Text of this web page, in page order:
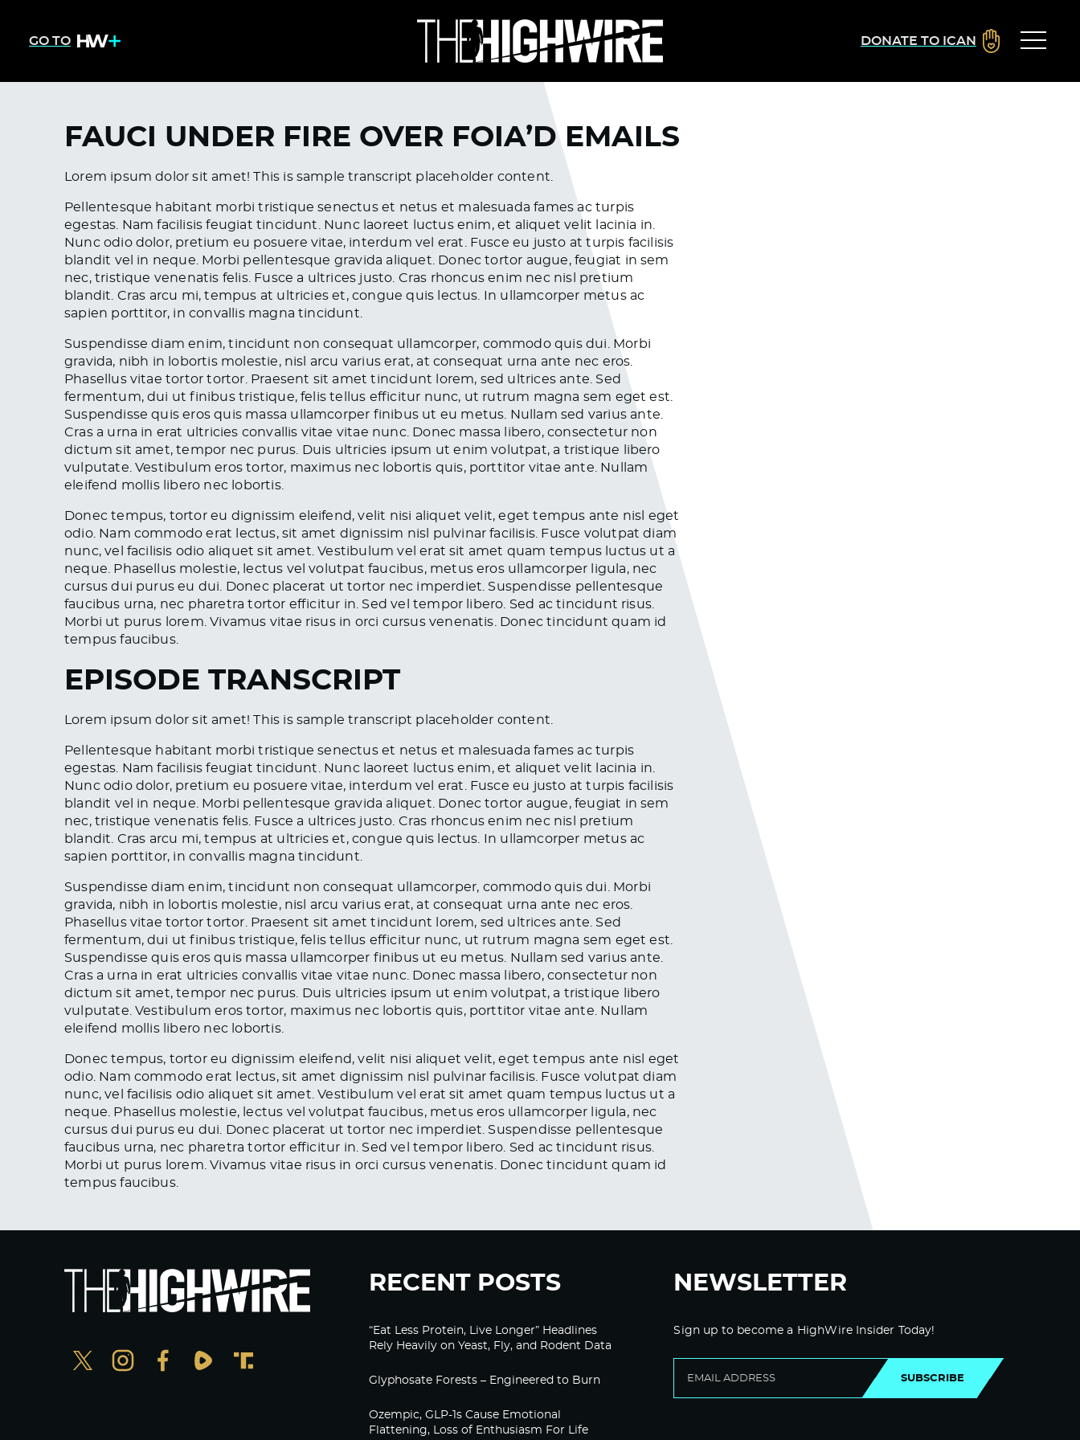
GO TO DONATE TO ICAN
FAUCI UNDER FIRE OVER FOIA’D EMAILS
Lorem ipsum dolor sit amet! This is sample transcript placeholder content.
Pellentesque habitant morbi tristique senectus et netus et malesuada fames ac turpis
egestas. Nam facilisis feugiat tincidunt. Nunc laoreet luctus enim, et aliquet velit lacinia in.
Nunc odio dolor, pretium eu posuere vitae, interdum vel erat. Fusce eu justo at turpis facilisis
blandit vel in neque. Morbi pellentesque gravida aliquet. Donec tortor augue, feugiat in sem
nec, tristique venenatis felis. Fusce a ultrices justo. Cras rhoncus enim nec nisl pretium
blandit. Cras arcu mi, tempus at ultricies et, congue quis lectus. In ullamcorper metus ac
sapien porttitor, in convallis magna tincidunt.
Suspendisse diam enim, tincidunt non consequat ullamcorper, commodo quis dui. Morbi
gravida, nibh in lobortis molestie, nisl arcu varius erat, at consequat urna ante nec eros.
Phasellus vitae tortor tortor. Praesent sit amet tincidunt lorem, sed ultrices ante. Sed
fermentum, dui ut finibus tristique, felis tellus efficitur nunc, ut rutrum magna sem eget est.
Suspendisse quis eros quis massa ullamcorper finibus ut eu metus. Nullam sed varius ante.
Cras a urna in erat ultricies convallis vitae vitae nunc. Donec massa libero, consectetur non
dictum sit amet, tempor nec purus. Duis ultricies ipsum ut enim volutpat, a tristique libero
vulputate. Vestibulum eros tortor, maximus nec lobortis quis, porttitor vitae ante. Nullam
eleifend mollis libero nec lobortis.
Donec tempus, tortor eu dignissim eleifend, velit nisi aliquet velit, eget tempus ante nisl eget
odio. Nam commodo erat lectus, sit amet dignissim nisl pulvinar facilisis. Fusce volutpat diam
nunc, vel facilisis odio aliquet sit amet. Vestibulum vel erat sit amet quam tempus luctus ut a
neque. Phasellus molestie, lectus vel volutpat faucibus, metus eros ullamcorper ligula, nec
cursus dui purus eu dui. Donec placerat ut tortor nec imperdiet. Suspendisse pellentesque
faucibus urna, nec pharetra tortor efficitur in. Sed vel tempor libero. Sed ac tincidunt risus.
Morbi ut purus lorem. Vivamus vitae risus in orci cursus venenatis. Donec tincidunt quam id
tempus faucibus.
EPISODE TRANSCRIPT
Lorem ipsum dolor sit amet! This is sample transcript placeholder content.
Pellentesque habitant morbi tristique senectus et netus et malesuada fames ac turpis
egestas. Nam facilisis feugiat tincidunt. Nunc laoreet luctus enim, et aliquet velit lacinia in.
Nunc odio dolor, pretium eu posuere vitae, interdum vel erat. Fusce eu justo at turpis facilisis
blandit vel in neque. Morbi pellentesque gravida aliquet. Donec tortor augue, feugiat in sem
nec, tristique venenatis felis. Fusce a ultrices justo. Cras rhoncus enim nec nisl pretium
blandit. Cras arcu mi, tempus at ultricies et, congue quis lectus. In ullamcorper metus ac
sapien porttitor, in convallis magna tincidunt.
Suspendisse diam enim, tincidunt non consequat ullamcorper, commodo quis dui. Morbi
gravida, nibh in lobortis molestie, nisl arcu varius erat, at consequat urna ante nec eros.
Phasellus vitae tortor tortor. Praesent sit amet tincidunt lorem, sed ultrices ante. Sed
fermentum, dui ut finibus tristique, felis tellus efficitur nunc, ut rutrum magna sem eget est.
Suspendisse quis eros quis massa ullamcorper finibus ut eu metus. Nullam sed varius ante.
Cras a urna in erat ultricies convallis vitae vitae nunc. Donec massa libero, consectetur non
dictum sit amet, tempor nec purus. Duis ultricies ipsum ut enim volutpat, a tristique libero
vulputate. Vestibulum eros tortor, maximus nec lobortis quis, porttitor vitae ante. Nullam
eleifend mollis libero nec lobortis.
Donec tempus, tortor eu dignissim eleifend, velit nisi aliquet velit, eget tempus ante nisl eget
odio. Nam commodo erat lectus, sit amet dignissim nisl pulvinar facilisis. Fusce volutpat diam
nunc, vel facilisis odio aliquet sit amet. Vestibulum vel erat sit amet quam tempus luctus ut a
neque. Phasellus molestie, lectus vel volutpat faucibus, metus eros ullamcorper ligula, nec
cursus dui purus eu dui. Donec placerat ut tortor nec imperdiet. Suspendisse pellentesque
faucibus urna, nec pharetra tortor efficitur in. Sed vel tempor libero. Sed ac tincidunt risus.
Morbi ut purus lorem. Vivamus vitae risus in orci cursus venenatis. Donec tincidunt quam id
tempus faucibus.
RECENT POSTS
“Eat Less Protein, Live Longer” Headlines
Rely Heavily on Yeast, Fly, and Rodent Data
Glyphosate Forests – Engineered to Burn
Ozempic, GLP-1s Cause Emotional
Flattening, Loss of Enthusiasm For Life
NEWSLETTER
Sign up to become a HighWire Insider Today!
SUBSCRIBE